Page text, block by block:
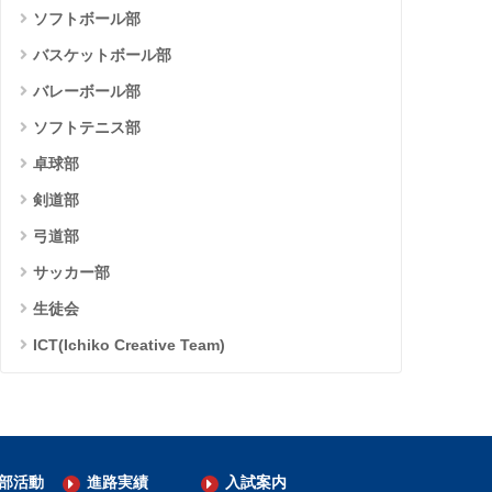
ソフトボール部
バスケットボール部
バレーボール部
ソフトテニス部
卓球部
剣道部
弓道部
サッカー部
生徒会
ICT(Ichiko Creative Team)
活動 進路実績 入試案内